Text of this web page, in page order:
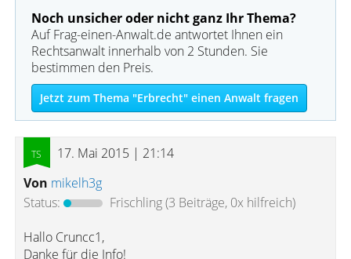
Noch unsicher oder nicht ganz Ihr Thema?
Auf Frag-einen-Anwalt.de antwortet Ihnen ein
Rechtsanwalt innerhalb von 2 Stunden. Sie
bestimmen den Preis.
Jetzt zum Thema "Erbrecht" einen Anwalt fragen
17. Mai 2015 | 21:14
Von mikelh3g
Status:
Frischling(3 Beiträge, 0x hilfreich)
Hallo Cruncc1,
Danke für die Info!